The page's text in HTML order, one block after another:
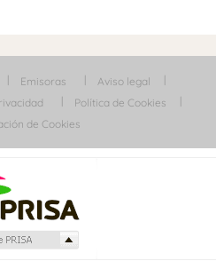
Emisoras
Aviso legal
Política de Cookies
de Cookies